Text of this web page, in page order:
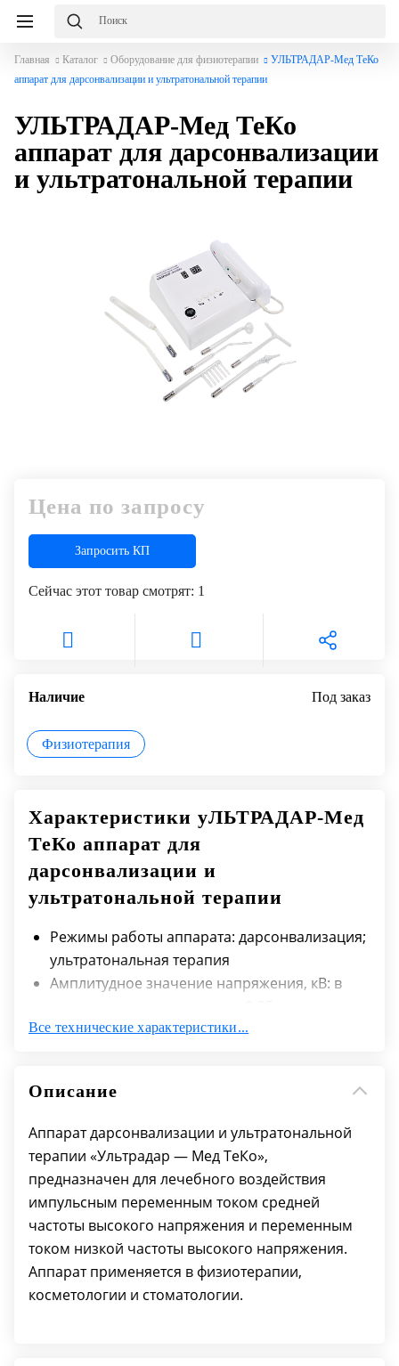
Главная Каталог Оборудование для физиотерапии
УЛЬТРАДАР-Мед ТеКо
аппарат для дарсонвализации и ультратональной терапии
УЛЬТРАДАР-Мед ТеКо
аппарат для дарсонвализации
и ультратональной терапии
Цена по запросу
Запросить КП
Сейчас этот товар смотрят: 1
Наличие Под заказ
Физиотерапия
Характеристики уЛЬТРАДАР-Мед
ТеКо аппарат для
дарсонвализации и
ультратональной терапии
Режимы работы аппарата: дарсонвализация;
ультратональная терапия
Амплитудное значение напряжения, кВ: в
в режиме ультратональной терапии: - 1-3
Частота заполнения пачек импульсов, кГц: в
Частота синусоидального выходного
напряжения, кГц: в режиме ультратональной
терапии - 22
Время установки рабочего режима, сек: 30
Время работы в продолжительном режиме,
Диапазон установки таймера, мин: 0-30
Все технические характеристики...
Описание
Аппарат дарсонвализации и ультратональной
терапии «Ультрадар — Мед ТеКо»,
предназначен для лечебного воздействия
импульсным переменным током средней
частоты высокого напряжения и переменным
током низкой частоты высокого напряжения.
Аппарат применяется в физиотерапии,
косметологии и стоматологии.